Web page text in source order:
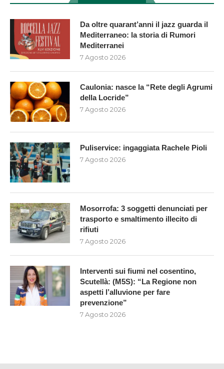
Da oltre quarant’anni il jazz guarda il
Mediterraneo: la storia di Rumori
Mediterranei
7 Agosto 2026
Caulonia: nasce la “Rete degli Agrumi
della Locride”
7 Agosto 2026
Puliservice: ingaggiata Rachele Pioli
7 Agosto 2026
Mosorrofa: 3 soggetti denunciati per
trasporto e smaltimento illecito di
rifiuti
7 Agosto 2026
Interventi sui fiumi nel cosentino,
Scutellà: (M5S): “La Regione non
aspetti l’alluvione per fare
prevenzione”
7 Agosto 2026